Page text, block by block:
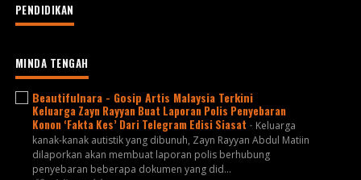
PENDIDIKAN
MINDA TENGAH
Beautifulnara - Gosip Artis Malaysia Terkini
Keluarga Zayn Rayyan Buat Laporan Polis Penyebaran
Konon ‘Fakta Kes’ Dari Telegram Edisi Siasat - Keluarga
kanak-kanak autistik yang dibunuh, Zayn Rayyan Abdul Matiin
dilaporkan akan membuat laporan polis berhubung
penyebaran beberapa dokumen yang did...